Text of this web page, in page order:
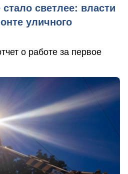
светлее: власти
уличного
о работе за первое